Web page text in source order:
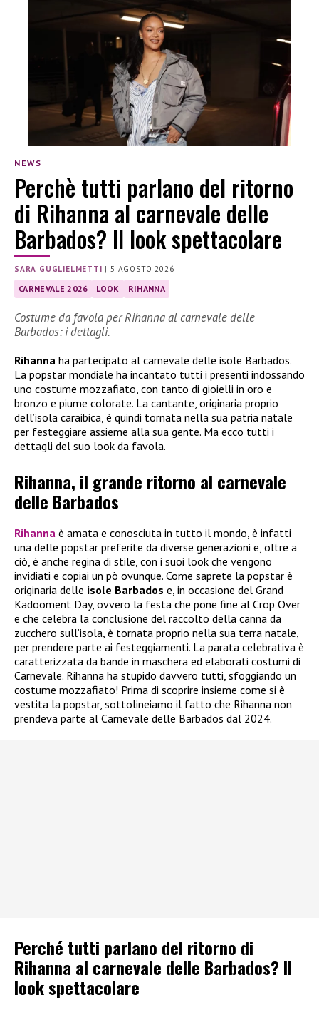
NEWS
Perchè tutti parlano del ritorno
di Rihanna al carnevale delle
Barbados? Il look spettacolare
SARA GUGLIELMETTI |5 AGOSTO 2026
CARNEVALE 2026 LOOK RIHANNA
Costume da favola per Rihanna al carnevale delle
Barbados: i dettagli.
Rihanna ha partecipato al carnevale delle isole Barbados.
La popstar mondiale ha incantato tutti i presenti indossando
uno costume mozzafiato, con tanto di gioielli in oro e
bronzo e piume colorate. La cantante, originaria proprio
dell’isola caraibica, è quindi tornata nella sua patria natale
per festeggiare assieme alla sua gente. Ma ecco tutti i
dettagli del suo look da favola.
Rihanna, il grande ritorno al carnevale
delle Barbados
Rihanna è amata e conosciuta in tutto il mondo, è infatti
una delle popstar preferite da diverse generazioni e, oltre a
ciò, è anche regina di stile, con i suoi look che vengono
invidiati e copiai un pò ovunque. Come saprete la popstar è
originaria delle isole Barbados e, in occasione del Grand
Kadooment Day, ovvero la festa che pone fine al Crop Over
e che celebra la conclusione del raccolto della canna da
zucchero sull’isola, è tornata proprio nella sua terra natale,
per prendere parte ai festeggiamenti. La parata celebrativa è
caratterizzata da bande in maschera ed elaborati costumi di
Carnevale. Rihanna ha stupido davvero tutti, sfoggiando un
costume mozzafiato! Prima di scoprire insieme come si è
vestita la popstar, sottolineiamo il fatto che Rihanna non
prendeva parte al Carnevale delle Barbados dal 2024.
Perché tutti parlano del ritorno di
Rihanna al carnevale delle Barbados? Il
look spettacolare